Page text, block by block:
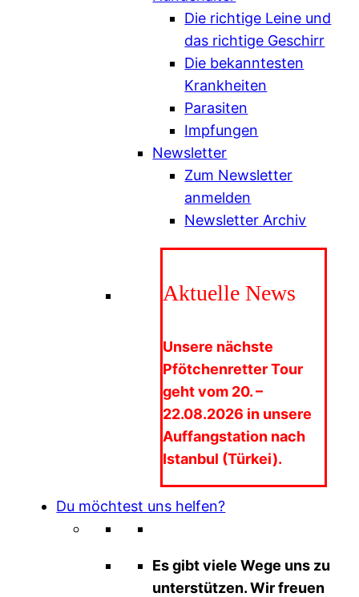
Die richtige Leine und
das richtige Geschirr
Die bekanntesten
Krankheiten
Parasiten
Impfungen
Newsletter
Zum Newsletter
anmelden
Newsletter Archiv
Aktuelle News
Unsere nächste
Pfötchenretter Tour
geht vom 20. –
22.08.2026 in unsere
Auffangstation nach
Istanbul (Türkei).
Du möchtest uns helfen?
Es gibt viele Wege uns zu
unterstützen. Wir freuen